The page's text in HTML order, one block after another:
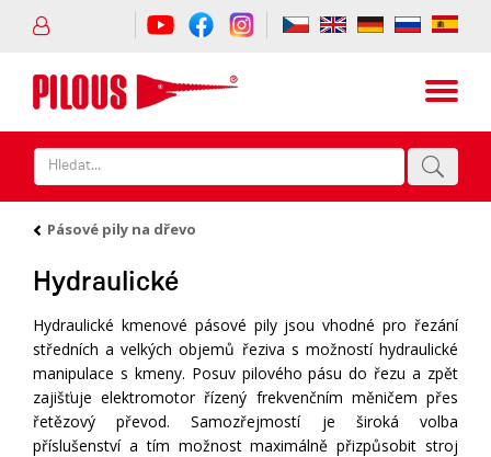
Pásové pily na dřevo
Hydraulické
Hydraulické kmenové pásové pily jsou vhodné pro řezání
středních a velkých objemů řeziva s možností hydraulické
manipulace s kmeny. Posuv pilového pásu do řezu a zpět
zajišťuje elektromotor řízený frekvenčním měničem přes
řetězový převod. Samozřejmostí je široká volba
příslušenství a tím možnost maximálně přizpůsobit stroj